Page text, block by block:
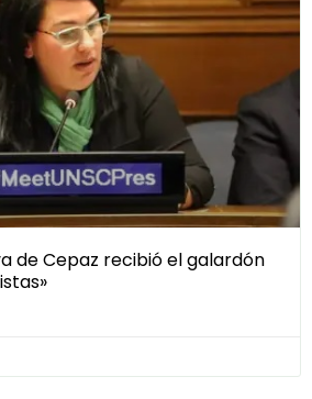
de Cepaz recibió el galardón